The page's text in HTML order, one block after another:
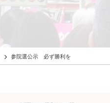
参院選公示 必ず勝利を